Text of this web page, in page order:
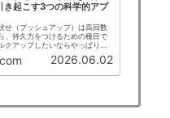
き起こす3つの科学的アプ
せ（プッシュアップ）は高回数
、持久力をつけるための種目で
クアップしたいならやっぱりベ
じゃないと……」もしあなたがそ
るなら、非常にもったいないこ
2026.06.02